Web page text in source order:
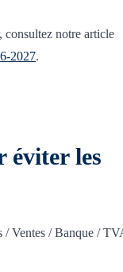
consultez notre article
2027.
éviter les
/ Ventes / Banque /